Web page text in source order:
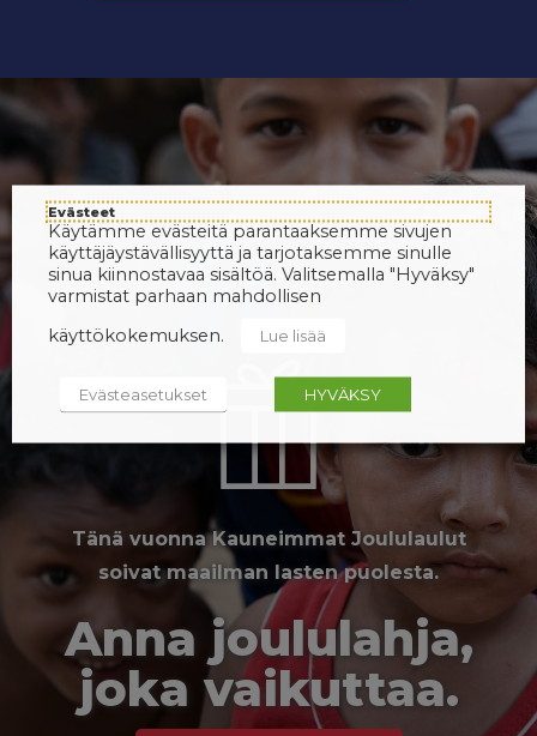
Tänä vuonna Kauneimmat Joululaulut
soivat maailman lasten puolesta.
Anna joululahja,
joka vaikuttaa.
Evästeet
Käytämme evästeitä parantaaksemme sivujen
käyttäjäystävällisyyttä ja tarjotaksemme sinulle
sinua kiinnostavaa sisältöä. Valitsemalla "Hyväksy"
varmistat parhaan mahdollisen
käyttökokemuksen.
Lue lisää
Evästeasetukset HYVÄKSY